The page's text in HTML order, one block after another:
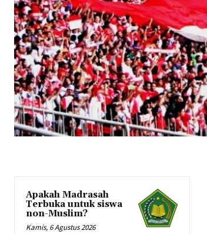
Apakah Madrasah
Terbuka untuk siswa
non-Muslim?
Kamis, 6 Agustus 2026